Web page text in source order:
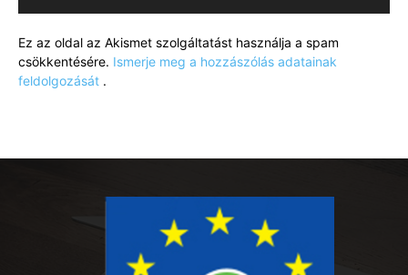
Ez az oldal az Akismet szolgáltatást használja a spam
csökkentésére. Ismerje meg a hozzászólás adatainak
feldolgozását .